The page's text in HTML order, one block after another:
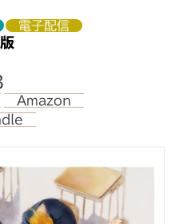
電子配信
Amazon